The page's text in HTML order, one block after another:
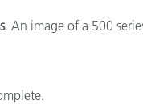
. An image of a 500